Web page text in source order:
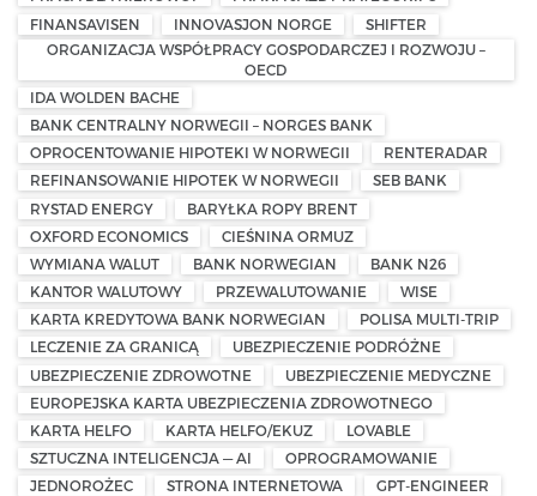
FINANSAVISEN
INNOVASJON NORGE
SHIFTER
ORGANIZACJA WSPÓŁPRACY GOSPODARCZEJ I ROZWOJU –
OECD
IDA WOLDEN BACHE
BANK CENTRALNY NORWEGII – NORGES BANK
OPROCENTOWANIE HIPOTEKI W NORWEGII
RENTERADAR
REFINANSOWANIE HIPOTEK W NORWEGII
SEB BANK
RYSTAD ENERGY
BARYŁKA ROPY BRENT
OXFORD ECONOMICS
CIEŚNINA ORMUZ
WYMIANA WALUT
BANK NORWEGIAN
BANK N26
KANTOR WALUTOWY
PRZEWALUTOWANIE
WISE
KARTA KREDYTOWA BANK NORWEGIAN
POLISA MULTI-TRIP
LECZENIE ZA GRANICĄ
UBEZPIECZENIE PODRÓŻNE
UBEZPIECZENIE ZDROWOTNE
UBEZPIECZENIE MEDYCZNE
EUROPEJSKA KARTA UBEZPIECZENIA ZDROWOTNEGO
KARTA HELFO
KARTA HELFO/EKUZ
LOVABLE
SZTUCZNA INTELIGENCJA — AI
OPROGRAMOWANIE
JEDNOROŻEC
STRONA INTERNETOWA
GPT-ENGINEER